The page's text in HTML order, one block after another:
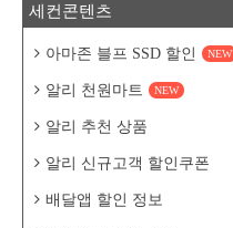
세컨콘텐츠
아마존 블프 SSD 할인 NEW
알리 천원마트 NEW
알리 추천 상품
알리 신규고객 할인쿠폰
배달앱 할인 정보